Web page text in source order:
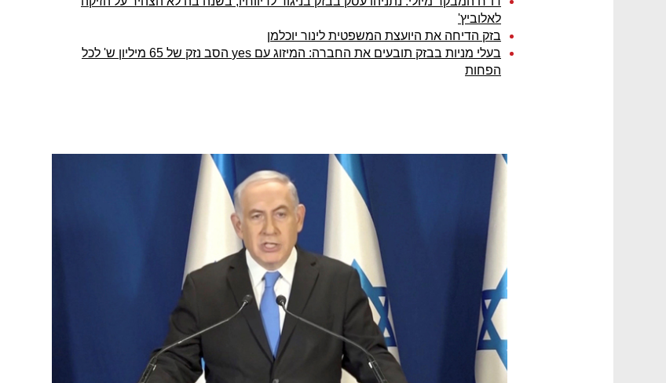
לאלוביץ'
בזק הדיחה את היועצת המשפטית לינור יוכלמן
בעלי מניות בבזק תובעים את החברה: המיזוג עם yes הסב נזק של 65 מיליון ש' לכל
הפחות